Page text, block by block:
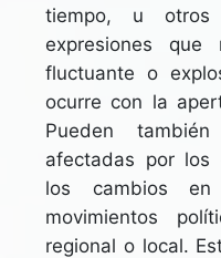
tiempo, u otros
expresiones que
fluctuante o
ocurre con la
Pueden
afectadas por los
los cambios
movimientos
regional o local.